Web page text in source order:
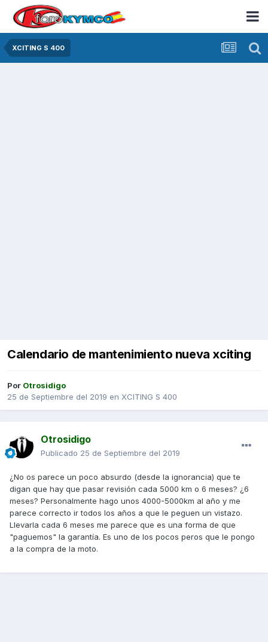
XCITING S 400
Calendario de mantenimiento nueva xciting
Por Otrosidigo
25 de Septiembre del 2019 en XCITING S 400
Otrosidigo
Publicado 25 de Septiembre del 2019
¿No os parece un poco absurdo (desde la ignorancia) que te
digan que hay que pasar revisión cada 5000 km o 6 meses? ¿6
meses? Personalmente hago unos 4000-5000km al año y me
parece correcto ir todos los años a que le peguen un vistazo.
Llevarla cada 6 meses me parece que es una forma de que
"paguemos" la garantía. Es uno de los pocos peros que le pongo
a la compra de la moto.